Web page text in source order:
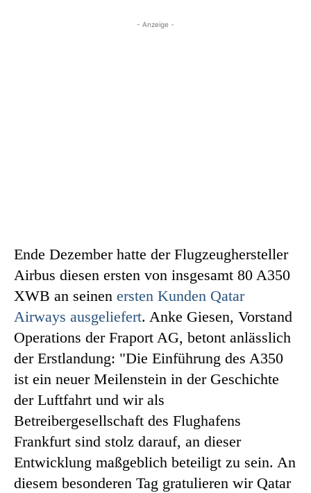
- Anzeige -
Ende Dezember hatte der Flugzeughersteller
Airbus diesen ersten von insgesamt 80 A350
XWB an seinen ersten Kunden Qatar
Airways ausgeliefert. Anke Giesen, Vorstand
Operations der Fraport AG, betont anlässlich
der Erstlandung: "Die Einführung des A350
ist ein neuer Meilenstein in der Geschichte
der Luftfahrt und wir als
Betreibergesellschaft des Flughafens
Frankfurt sind stolz darauf, an dieser
Entwicklung maßgeblich beteiligt zu sein. An
diesem besonderen Tag gratulieren wir Qatar